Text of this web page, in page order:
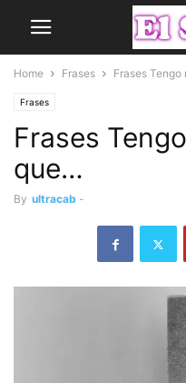
Home Frases Frases
Frases
Frases
que…
By ultracab -